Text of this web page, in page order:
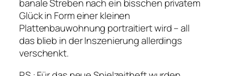
banale Streben nach ein bisschen privatem
Glück in Form einer kleinen
Plattenbauwohnung portraitiert wird – all
das blieb in der Inszenierung allerdings
verschenkt.